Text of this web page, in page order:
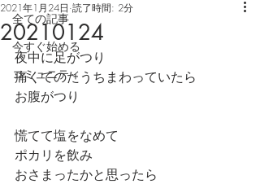
全ての記事
今すぐ始める
コミュニティ
20210124
2021年1月24日 読了時間: 2分
夜中に足がつり
痛くてのたうちまわっていたら
お腹がつり
慌てて塩をなめて
ポカリを飲み
おさまったかと思ったら